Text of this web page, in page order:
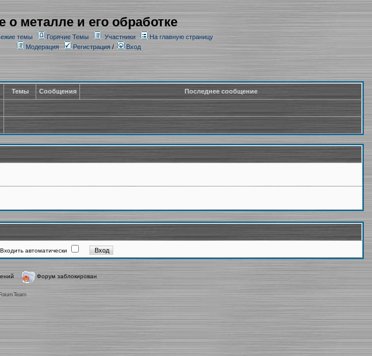
о металле и его обработке
темы Горячие Темы Участники
На главную страницу
Модерация
Регистрация/ Вход
Темы Сообщения Последнее сообщение
Входить автоматически
Форум заблокирован
Team